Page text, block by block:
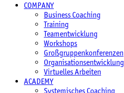
COMPANY
Business Coaching
Training
Teamentwicklung
Workshops
Großgruppenkonferenzen
Organisationsentwicklung
Virtuelles Arbeiten
ACADEMY
Systemisches Coaching